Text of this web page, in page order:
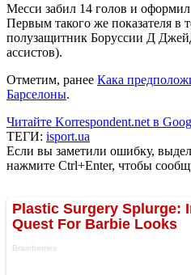
Месси забил 14 голов и оформил
Первым такого же показателя в
полузащитник Боруссии Д
ассистов).
Отметим, ранее Кака
Барселоны.
Читайте Korrespondent.net в
ТЕГИ: isport.ua
Если вы заметили ошибку,
нажмите Ctrl+Enter, чтобы